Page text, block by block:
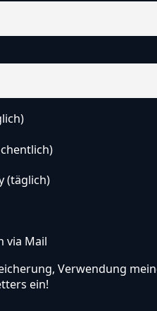
(täglich)
via Mail
Verwendung
ein!